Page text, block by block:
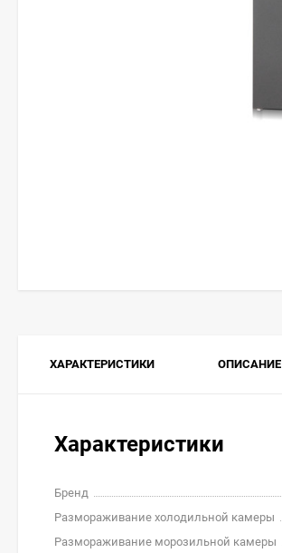
ХАРАКТЕРИСТИКИ ОПИСАНИЕ
Характеристики
Бренд
Размораживание холодильной камеры
Размораживание морозильной камеры